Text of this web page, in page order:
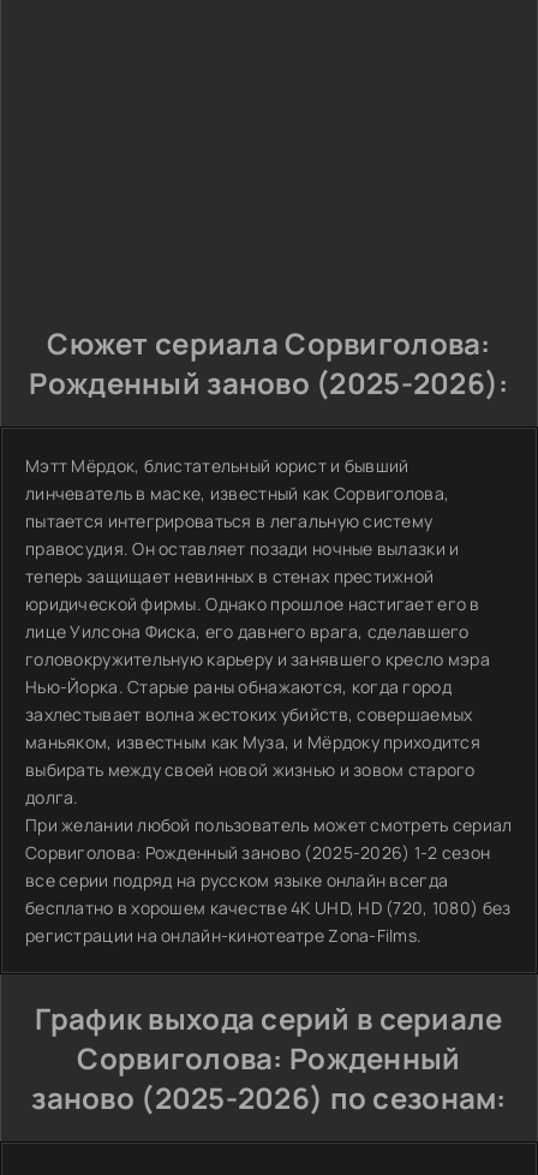
Сюжет сериала Сорвиголова:
Рожденный заново (2025-2026):
Мэтт Мёрдок, блистательный юрист и бывший
линчеватель в маске, известный как Сорвиголова,
пытается интегрироваться в легальную систему
правосудия. Он оставляет позади ночные вылазки и
теперь защищает невинных в стенах престижной
юридической фирмы. Однако прошлое настигает его в
лице Уилсона Фиска, его давнего врага, сделавшего
головокружительную карьеру и занявшего кресло мэра
Нью-Йорка. Старые раны обнажаются, когда город
захлестывает волна жестоких убийств, совершаемых
маньяком, известным как Муза, и Мёрдоку приходится
выбирать между своей новой жизнью и зовом старого
долга.
При желании любой пользователь может смотреть сериал
Сорвиголова: Рожденный заново (2025-2026) 1-2 сезон
все серии подряд на русском языке онлайн всегда
бесплатно в хорошем качестве 4K UHD, HD (720, 1080) без
регистрации на онлайн-кинотеатре Zona-Films.
График выхода серий в сериале
Сорвиголова: Рожденный
заново (2025-2026) по сезонам: